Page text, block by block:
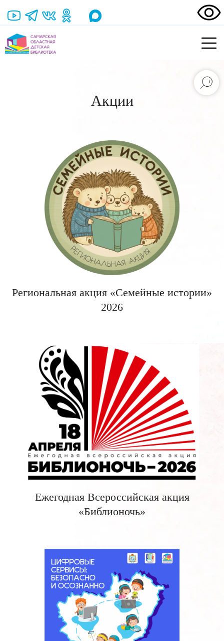
Акции
Региональная акция «Семейные истории»
2026
Ежегодная Всероссийская акция
«Библионочь»